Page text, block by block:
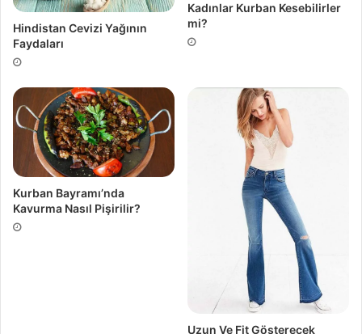
Hindistan Cevizi Yağının
Faydaları
Kadınlar Kurban Kesebilirler
mi?
Kurban Bayramı’nda
Kavurma Nasıl Pişirilir?
Uzun Ve Fit Gösterecek